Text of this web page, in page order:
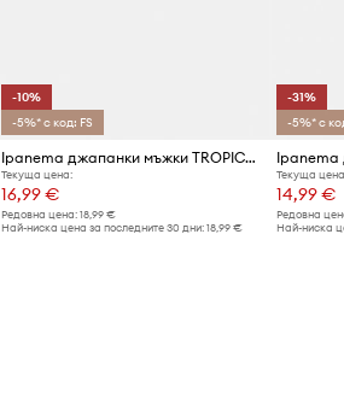
-10%
-5%* с код: FS
Ipanema джапанки мъжки TROPICAL III
Текуща цена:
16,99 €
Редовна цена: 18,99 €
Най-ниска цена за последните 30 дни: 18,99 €
-31%
-5%* с
Текуща
14,99 €
Редовна
Най-ниска